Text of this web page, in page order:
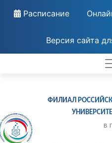
Расписание
Версия сайта
ФИЛИАЛ
в